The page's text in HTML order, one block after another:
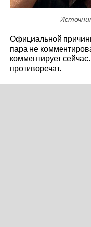
Официальной
пара не
комментирует
противоречат.